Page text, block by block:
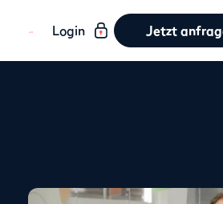
Login Jetzt